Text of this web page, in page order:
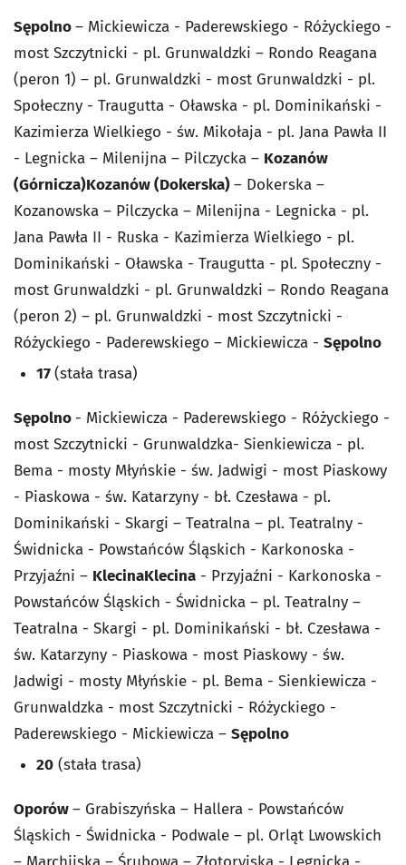
Sępolno– Mickiewicza - Paderewskiego - Różyckiego -
most Szczytnicki - pl. Grunwaldzki – Rondo Reagana
(peron 1) – pl. Grunwaldzki - most Grunwaldzki - pl.
Społeczny - Traugutta - Oławska - pl. Dominikański -
Kazimierza Wielkiego - św. Mikołaja - pl. Jana Pawła II
- Legnicka – Milenijna – Pilczycka – Kozanów
(Górnicza)Kozanów (Dokerska)– Dokerska –
Kozanowska – Pilczycka – Milenijna - Legnicka - pl.
Jana Pawła II - Ruska - Kazimierza Wielkiego - pl.
Dominikański - Oławska - Traugutta - pl. Społeczny -
most Grunwaldzki - pl. Grunwaldzki – Rondo Reagana
(peron 2) – pl. Grunwaldzki - most Szczytnicki -
Różyckiego - Paderewskiego – Mickiewicza - Sępolno
17(stała trasa)
Sępolno - Mickiewicza - Paderewskiego - Różyckiego -
most Szczytnicki - Grunwaldzka- Sienkiewicza - pl.
Bema - mosty Młyńskie - św. Jadwigi - most Piaskowy
- Piaskowa - św. Katarzyny - bł. Czesława - pl.
Dominikański - Skargi – Teatralna – pl. Teatralny -
Świdnicka - Powstańców Śląskich - Karkonoska -
Przyjaźni – KlecinaKlecina - Przyjaźni - Karkonoska -
Powstańców Śląskich - Świdnicka – pl. Teatralny –
Teatralna - Skargi - pl. Dominikański - bł. Czesława -
św. Katarzyny - Piaskowa - most Piaskowy - św.
Jadwigi - mosty Młyńskie - pl. Bema - Sienkiewicza -
Grunwaldzka - most Szczytnicki - Różyckiego -
Paderewskiego - Mickiewicza – Sępolno
20 (stała trasa)
Oporów– Grabiszyńska – Hallera - Powstańców
Śląskich - Świdnicka - Podwale – pl. Orląt Lwowskich